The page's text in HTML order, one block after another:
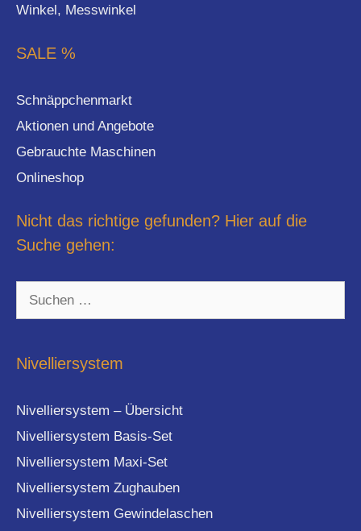
Winkel, Messwinkel
SALE %
Schnäppchenmarkt
Aktionen und Angebote
Gebrauchte Maschinen
Onlineshop
Nicht das richtige gefunden? Hier auf die
Suche gehen:
Suchen
Nivelliersystem
Nivelliersystem – Übersicht
Nivelliersystem Basis-Set
Nivelliersystem Maxi-Set
Nivelliersystem Zughauben
Nivelliersystem Gewindelaschen